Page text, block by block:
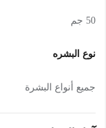
50 جم
نوع البشره
جميع أنواع البشرة